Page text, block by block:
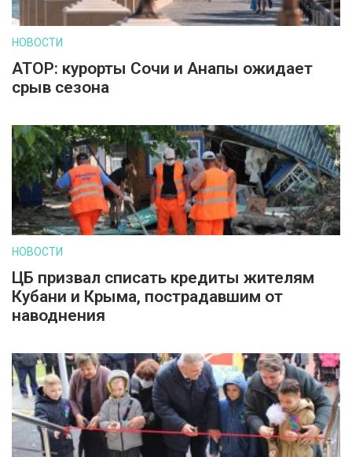
НОВОСТИ
АТОР: курорты Сочи и Анапы ожидает
срыв сезона
НОВОСТИ
ЦБ призвал списать кредиты жителям
Кубани и Крыма, пострадавшим от
наводнения